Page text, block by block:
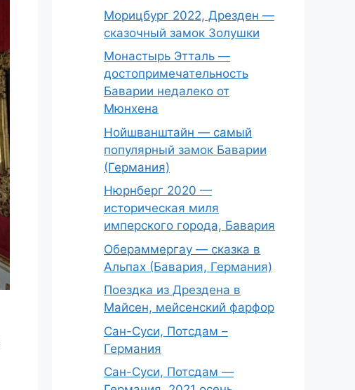
Морицбург 2022, Дрезден —
сказочный замок Золушки
Монастырь Этталь —
достопримечательность
Баварии недалеко от
Мюнхена
Нойшванштайн — самый
популярный замок Баварии
(Германия)
Нюрнберг 2020 —
историческая миля
имперского города, Бавария
Обераммергау — сказка в
Альпах (Бавария, Германия)
Поездка из Дрездена в
Майсен, мейсенский фарфор
Сан-Суси, Потсдам –
Германия
Сан-Суси, Потсдам —